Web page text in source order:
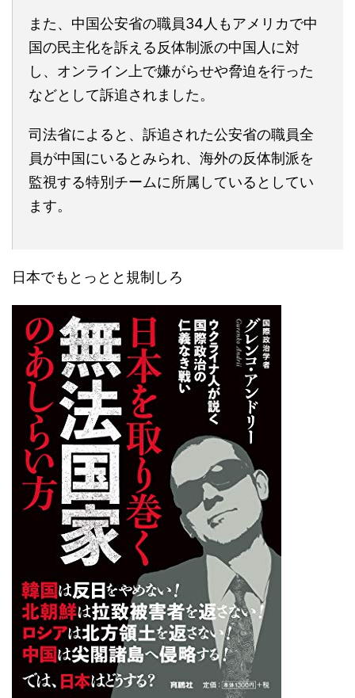
また、中国公安省の職員34人もアメリカで中
国の民主化を訴える反体制派の中国人に対
し、オンライン上で嫌がらせや脅迫を行った
などとして訴追されました。
司法省によると、訴追された公安省の職員全
員が中国にいるとみられ、海外の反体制派を
監視する特別チームに所属しているとしてい
ます。
日本でもとっとと規制しろ